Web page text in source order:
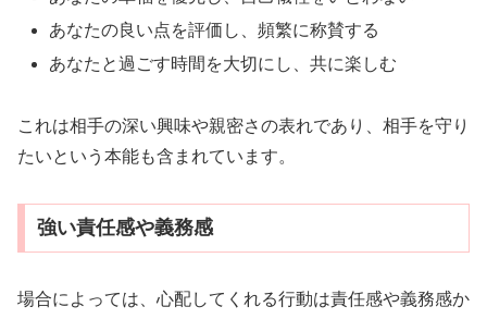
あなたの良い点を評価し、頻繁に称賛する
あなたと過ごす時間を大切にし、共に楽しむ
これは相手の深い興味や親密さの表れであり、相手を守り
たいという本能も含まれています。
強い責任感や義務感
場合によっては、心配してくれる行動は責任感や義務感か